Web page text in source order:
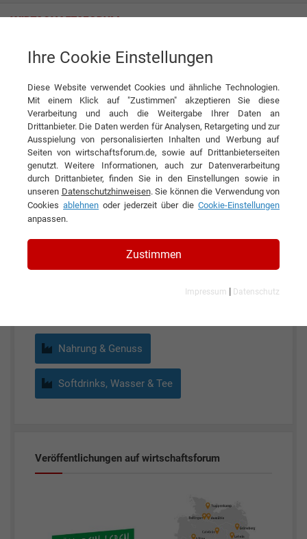
Refresco Deutschland GmbH
KONTAKT
Refresco Deutschland GmbH
Nahrung & Genuss
Softdrinks, Wasser & Tee
Veröffentlichungen auf wirtschaftsforum
Ihre Cookie Einstellungen
Diese Website verwendet Cookies und ähnliche Technologien.
Mit einem Klick auf "Zustimmen" akzeptieren Sie diese
Verarbeitung und auch die Weitergabe Ihrer Daten an
Drittanbieter. Die Daten werden für Analysen, Retargeting und zur
Ausspielung von personalisierten Inhalten und Werbung auf
Seiten von wirtschaftsforum.de, sowie auf Drittanbieterseiten
genutzt. Weitere Informationen, auch zur Datenverarbeitung
durch Drittanbieter, finden Sie in den Einstellungen sowie in
unseren Datenschutzhinweisen. Sie können die Verwendung von
Cookies ablehnen oder jederzeit über die Cookie-Einstellungen
anpassen.
Zustimmen
Impressum | Datenschutz